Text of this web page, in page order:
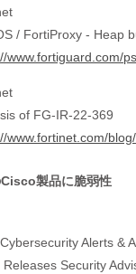
/ FortiProxy - Heap
www.fortiguard.com/
of FG-IR-22-369
www.fortinet.com/
Cisco製品に脆弱性
Alerts &
Releases Security